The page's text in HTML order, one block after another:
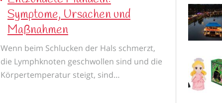
Symptome, Ursachen und
Maßnahmen
Wenn beim Schlucken der Hals schmerzt,
die Lymphknoten geschwollen sind und die
Körpertemperatur steigt, sind…